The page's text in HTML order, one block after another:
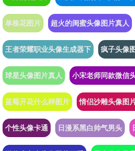
单株花图片 超火的闺蜜头像图片真人
王者荣耀职业头像生成器下 疯子头像
球星头像图片真人 小宋老师同款微信
蓝莓开花什么样图片 情侣沙雕头像图
个性头像卡通 日漫系黑白帅气男头